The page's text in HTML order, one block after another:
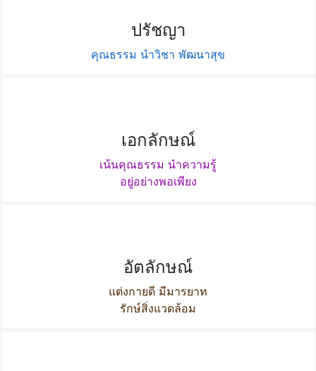
ปรัชญา
คุณธรรม นำวิชา พัฒนาสุข
เอกลักษณ์
เน้นคุณธรรม นำความรู้
อยู่อย่างพอเพียง
อัตลักษณ์
แต่งกายดี มีมารยาท
รักษ์สิ่งแวดล้อม